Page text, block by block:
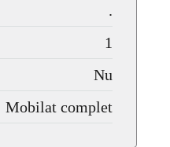
.
1
Nu
Mobilat complet